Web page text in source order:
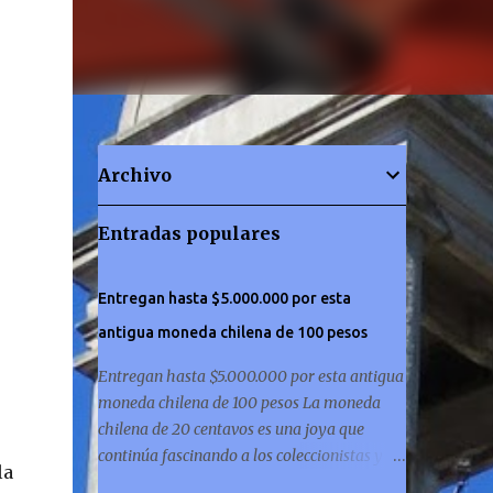
Archivo
Entradas populares
Entregan hasta $5.000.000 por esta
antigua moneda chilena de 100 pesos
Entregan hasta $5.000.000 por esta antigua
moneda chilena de 100 pesos La moneda
chilena de 20 centavos es una joya que
continúa fascinando a los coleccionistas y a